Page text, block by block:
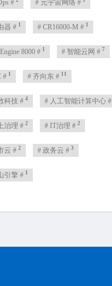
# # 元宇宙网络 #
器 # 1 # CR16000-M # 1
8000 # 1 # 智能云网 # 7
# 1 # 齐向东 # 11
科技 # 4 # 人工智能计算中心 #
治理 # 2 # IT治理 # 2
云 # 2 # 政务云 # 3
引擎 # 1